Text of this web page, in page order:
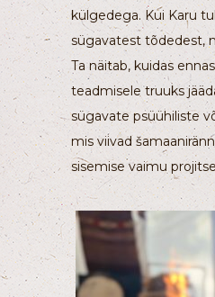
külgedega. Kui Karu
sügavatest tõdedest,
Ta näitab, kuidas
teadmisele truuks
sügavate psüühiliste
mis viivad
sisemise vaimu